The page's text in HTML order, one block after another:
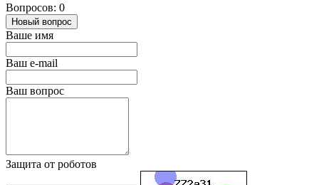
Вопросов: 0
Новый вопрос
Ваше имя
Ваш e-mail
Ваш вопрос
Защита от роботов